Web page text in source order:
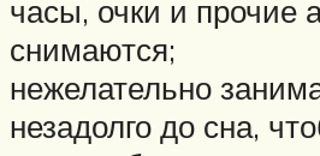
часы, очки и прочие
снимаются;
нежелательно
незадолго до сна,